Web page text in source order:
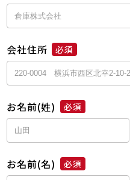
会社住所 必須
お名前(姓) 必須
お名前(名) 必須